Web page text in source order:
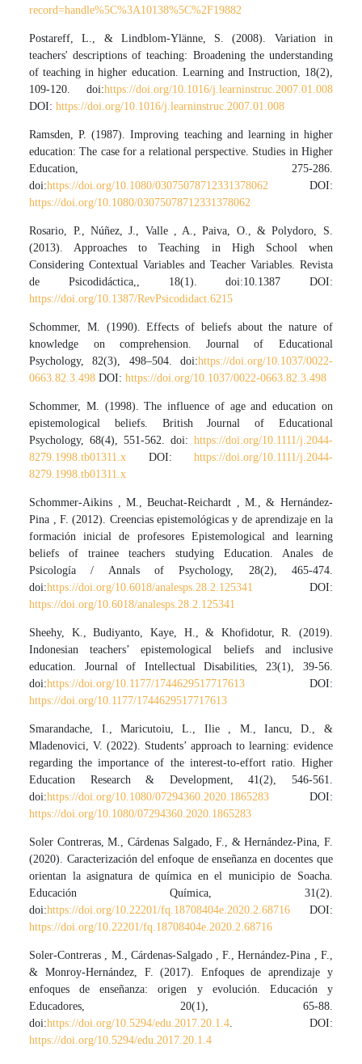
record=handle%5C%3A10138%5C%2F19882
Postareff, L., & Lindblom-Ylänne, S. (2008). Variation in
teachers' descriptions of teaching: Broadening the understanding
of teaching in higher education. Learning and Instruction, 18(2),
109-120. doi:https://doi.org/10.1016/j.learninstruc.2007.01.008
DOI:https://doi.org/10.1016/j.learninstruc.2007.01.008
Ramsden, P. (1987). Improving teaching and learning in higher
education: The case for a relational perspective. Studies in Higher
Education, 275-286.
doi:https://doi.org/10.1080/03075078712331378062 DOI:
https://doi.org/10.1080/03075078712331378062
Rosario, P., Núñez, J., Valle , A., Paiva, O., & Polydoro, S.
(2013). Approaches to Teaching in High School when
Considering Contextual Variables and Teacher Variables. Revista
de Psicodidáctica,, 18(1). doi:10.1387 DOI:
https://doi.org/10.1387/RevPsicodidact.6215
Schommer, M. (1990). Effects of beliefs about the nature of
knowledge on comprehension. Journal of Educational
Psychology, 82(3), 498–504. doi:https://doi.org/10.1037/0022-
0663.82.3.498 DOI:https://doi.org/10.1037/0022-0663.82.3.498
Schommer, M. (1998). The influence of age and education on
epistemological beliefs. British Journal of Educational
Psychology, 68(4), 551-562. doi: https://doi.org/10.1111/j.2044-
8279.1998.tb01311.x DOI: https://doi.org/10.1111/j.2044-
8279.1998.tb01311.x
Schommer-Aikins , M., Beuchat-Reichardt , M., & Hernández-
Pina , F. (2012). Creencias epistemológicas y de aprendizaje en la
formación inicial de profesores Epistemological and learning
beliefs of trainee teachers studying Education. Anales de
Psicología / Annals of Psychology, 28(2), 465-474.
doi:https://doi.org/10.6018/analesps.28.2.125341
DOI:
https://doi.org/10.6018/analesps.28.2.125341
Sheehy, K., Budiyanto, Kaye, H., & Khofidotur, R. (2019).
Indonesian teachers’ epistemological beliefs and inclusive
education. Journal of Intellectual Disabilities, 23(1), 39-56.
doi:https://doi.org/10.1177/1744629517717613 DOI:
https://doi.org/10.1177/1744629517717613
Smarandache, I., Maricutoiu, L., Ilie , M., Iancu, D., &
Mladenovici, V. (2022). Students’ approach to learning: evidence
regarding the importance of the interest-to-effort ratio. Higher
Education Research & Development, 41(2), 546-561.
doi:https://doi.org/10.1080/07294360.2020.1865283 DOI:
https://doi.org/10.1080/07294360.2020.1865283
Soler Contreras, M., Cárdenas Salgado, F., & Hernández-Pina, F.
(2020). Caracterización del enfoque de enseñanza en docentes que
orientan la asignatura de química en el municipio de Soacha.
Educación Química, 31(2).
doi:https://doi.org/10.22201/fq.18708404e.2020.2.68716 DOI:
https://doi.org/10.22201/fq.18708404e.2020.2.68716
Soler-Contreras , M., Cárdenas-Salgado , F., Hernández-Pina , F.,
& Monroy-Hernández, F. (2017). Enfoques de aprendizaje y
enfoques de enseñanza: origen y evolución. Educación y
Educadores, 20(1), 65-88.
doi:https://doi.org/10.5294/edu.2017.20.1.4 . DOI:
https://doi.org/10.5294/edu.2017.20.1.4